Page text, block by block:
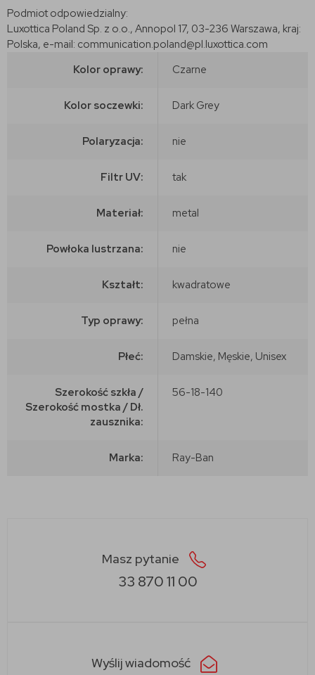
Podmiot odpowiedzialny:
Luxottica Poland Sp. z o.o., Annopol 17, 03-236 Warszawa, kraj:
Polska, e-mail: communication.poland@pl.luxottica.com
Kolor oprawy:
Czarne
Kolor soczewki: Dark Grey
Polaryzacja: nie
Filtr UV: tak
Materiał: metal
Powłoka lustrzana: nie
Kształt: kwadratowe
Typ oprawy: pełna
Płeć: Damskie, Męskie, Unisex
Szerokość szkła /
Szerokość mostka / Dł.
zausznika:
56-18-140
Marka: Ray-Ban
Masz pytanie
33 870 11 00
Wyślij wiadomość